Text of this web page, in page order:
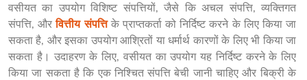
वसीयत का उपयोग विशिष्ट संपत्तियों, जैसे कि अचल संपत्ति, व्यक्तिगत
संपत्ति, और वित्तीय संपत्ति के प्राप्तकर्ता को निर्दिष्ट करने के लिए किया जा
सकता है, और इसका उपयोग आश्रितों या धर्मार्थ कारणों के लिए भी किया जा
सकता है। उदाहरण के लिए, वसीयत का उपयोग यह निर्दिष्ट करने के लिए
किया जा सकता है कि एक निश्चित संपत्ति बेची जानी चाहिए और बिक्री के